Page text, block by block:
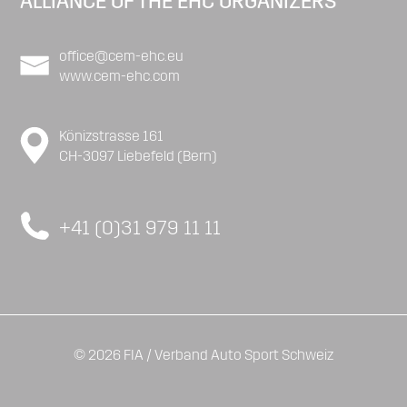
office@cem-ehc.eu
www.cem-ehc.com
Könizstrasse 161
CH-3097 Liebefeld (Bern)
+41 (0)31 979 11 11
© 2026 FIA / Verband Auto Sport Schweiz